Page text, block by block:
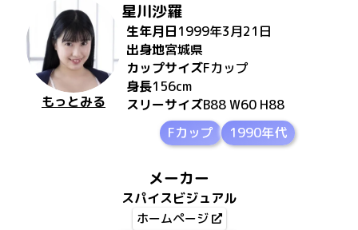
もっとみる
星川沙羅
生年月日1999年3月21日
出身地宮城県
カップサイズFカップ
身長156cm
スリーサイズB88 W60 H88
Fカップ
1990年代
メーカー
スパイスビジュアル
ホームページ